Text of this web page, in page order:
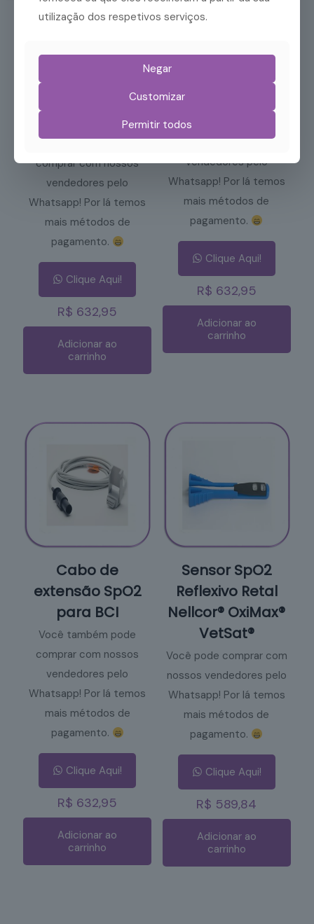
Lingual Universal
comprar com nossos
vendedores pelo
Whatsapp! Por lá temos
mais métodos de
pagamento.
Clique Aqui!
R$ 632,95
Adicionar ao
carrinho
SpO2 para BCI
Você também pode
comprar com nossos
vendedores pelo
Whatsapp! Por lá temos
mais métodos de
pagamento.
Clique Aqui!
R$ 632,95
Adicionar ao
carrinho
Cabo de
extensão SpO2
para BCI
Você também pode
comprar com nossos
vendedores pelo
Whatsapp! Por lá temos
mais métodos de
pagamento.
Clique Aqui!
R$ 632,95
Adicionar ao
carrinho
Sensor SpO2
Reflexivo Retal
Nellcor® OxiMax®
VetSat®
Você pode comprar com
nossos vendedores pelo
Whatsapp! Por lá temos
mais métodos de
pagamento.
Clique Aqui!
R$ 589,84
Adicionar ao
carrinho
utilização dos respetivos serviços.
Negar
Customizar
Permitir todos